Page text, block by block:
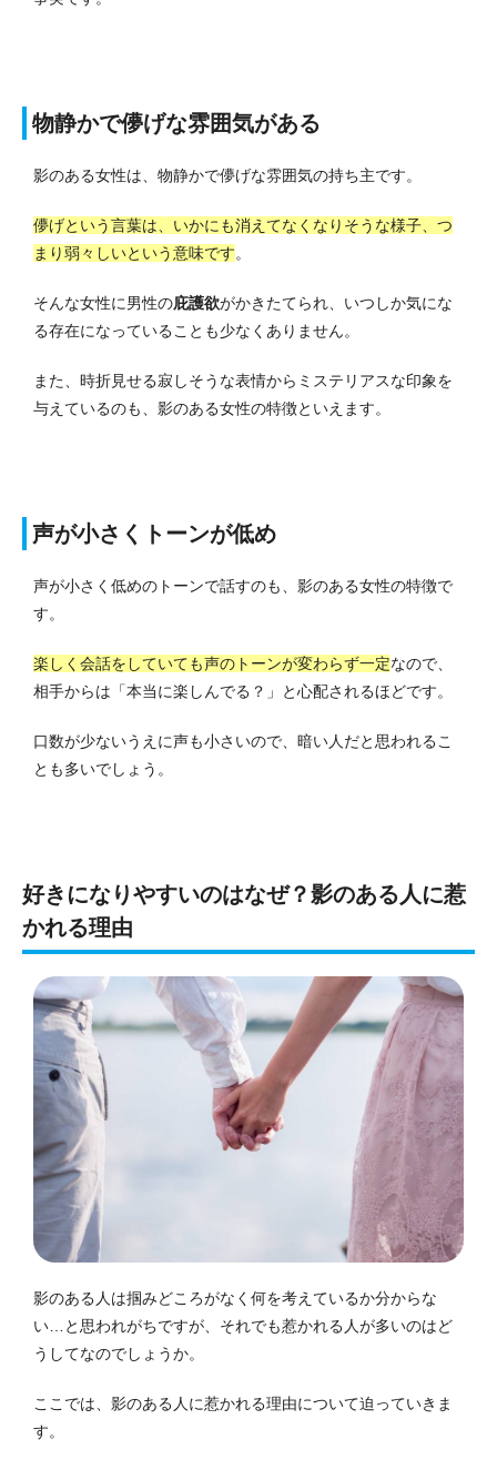
物静かで儚げな雰囲気がある
影のある女性は、物静かで儚げな雰囲気の持ち主です。
儚げという言葉は、いかにも消えてなくなりそうな様子、つ
まり弱々しいという意味です。
そんな女性に男性の庇護欲がかきたてられ、いつしか気にな
る存在になっていることも少なくありません。
また、時折見せる寂しそうな表情からミステリアスな印象を
与えているのも、影のある女性の特徴といえます。
声が小さくトーンが低め
声が小さく低めのトーンで話すのも、影のある女性の特徴で
す。
楽しく会話をしていても声のトーンが変わらず一定なので、
相手からは「本当に楽しんでる？」と心配されるほどです。
口数が少ないうえに声も小さいので、暗い人だと思われるこ
とも多いでしょう。
好きになりやすいのはなぜ？影のある人に惹
かれる理由
影のある人は掴みどころがなく何を考えているか分からな
い…と思われがちですが、それでも惹かれる人が多いのはど
うしてなのでしょうか。
ここでは、影のある人に惹かれる理由について迫っていきま
す。